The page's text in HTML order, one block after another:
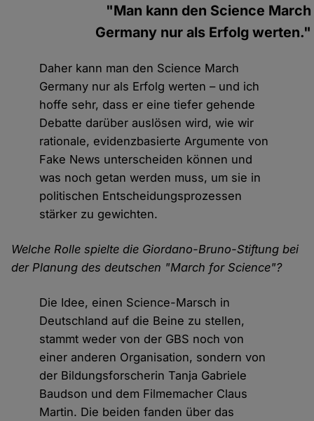
"Man kann den Science March
Germany nur als Erfolg werten."
Daher kann man den Science March
Germany nur als Erfolg werten – und ich
hoffe sehr, dass er eine tiefer gehende
Debatte darüber auslösen wird, wie wir
rationale, evidenzbasierte Argumente von
Fake News unterscheiden können und
was noch getan werden muss, um sie in
politischen Entscheidungsprozessen
stärker zu gewichten.
Welche Rolle spielte die Giordano-Bruno-Stiftung bei
der Planung des deutschen "March for Science"?
Die Idee, einen Science-Marsch in
Deutschland auf die Beine zu stellen,
stammt weder von der GBS noch von
einer anderen Organisation, sondern von
der Bildungsforscherin Tanja Gabriele
Baudson und dem Filmemacher Claus
Martin. Die beiden fanden über das